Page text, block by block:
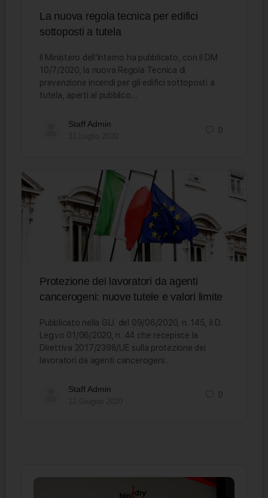
La nuova regola tecnica per edifici
sottoposti a tutela
Il Ministero dell’Interno ha pubblicato, con il DM
10/7/2020, la nuova Regola Tecnica di
prevenzione incendi per gli edifici sottoposti a
tutela, aperti al pubblico…
Staff Admin
0
Protezione dei lavoratori da agenti
cancerogeni: nuove tutele e valori limite
Pubblicato nella G.U. del 09/06/2020, n. 145, il D.
Leg.vo 01/06/2020, n. 44 che recepisce la
Direttiva 2017/2398/UE sulla protezione dei
lavoratori da agenti cancerogeni…
Staff Admin
0